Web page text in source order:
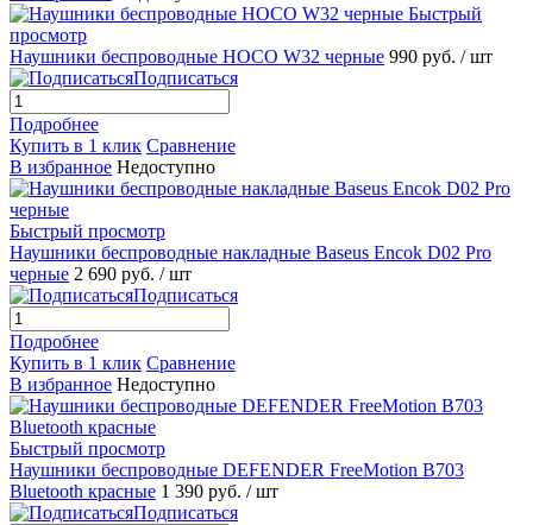
Быстрый
просмотр
Наушники беспроводные HOCO W32 черные 990 руб. / шт
Подписаться
Подробнее
Купить в 1 клик Сравнение
В избранное Недоступно
Быстрый просмотр
Наушники беспроводные накладные Baseus Encok D02 Pro
черные 2 690 руб. / шт
Подписаться
Подробнее
Купить в 1 клик Сравнение
В избранное Недоступно
Быстрый просмотр
Наушники беспроводные DEFENDER FreeMotion B703
Bluetooth красные 1 390 руб. / шт
Подписаться